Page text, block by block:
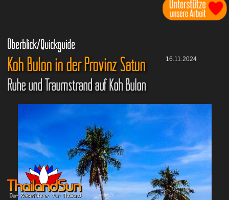
Überblick/Quickguide
16.11.2024
Koh Bulon in der Provinz Satun
Ruhe und Traumstrand auf Koh Bulon